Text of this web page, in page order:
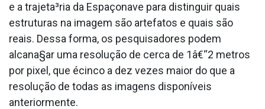
e a trajeta³ria da Espaçonave para distinguir quais
estruturas na imagem são artefatos e quais são
reais. Dessa forma, os pesquisadores podem
alcana§ar uma resolução de cerca de 1â€“2 metros
por pixel, que écinco a dez vezes maior do que a
resolução de todas as imagens disponí­veis
anteriormente.